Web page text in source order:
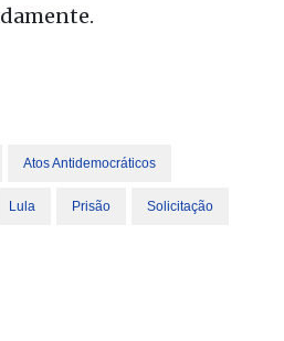
Atos Antidemocráticos
Lula Prisão Solicitação